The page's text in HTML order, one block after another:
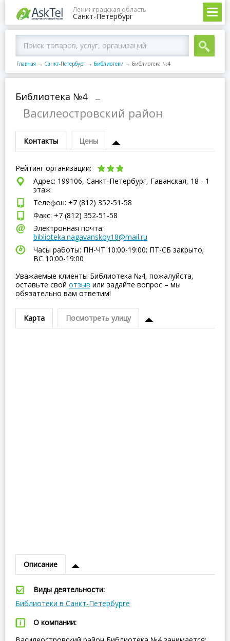
Ленинградская область
Санкт-Петербург
Главная → Санкт-Петербург → Библиотеки → Библиотека №4
Библиотека №4
–
Василеостровский район
Контакты Цены
Рейтинг организации:
Адрес: 199106, Санкт-Петербург, Гаванская, 18 - 1
этаж
Телефон: +7 (812) 352-51-58
Факс: +7 (812) 352-51-58
Электронная почта:
biblioteka.nagavanskoy18@mail.ru
Часы работы: ПН-ЧТ 10:00-19:00; ПТ-СБ закрыто;
ВC 10:00-19:00
Уважаемые клиенты Библиотека №4, пожалуйста,
оставьте свой отзыв или задайте вопрос – мы
обязательно вам ответим!
Карта Посмотреть улицу
Описание
Виды деятельности:
Библиотеки в Санкт-Петербурге
О компании: